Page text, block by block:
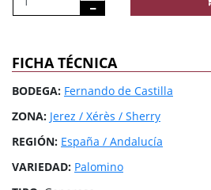
FICHA TÉCNICA
BODEGA: Fernando de Castilla
ZONA: Jerez / Xérès / Sherry
REGIÓN: España / Andalucía
VARIEDAD: Palomino